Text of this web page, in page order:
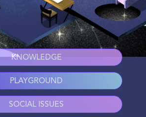
KNOWLEDGE
PLAYGROUND
SOCIAL ISSUES